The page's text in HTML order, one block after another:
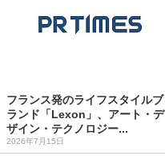
フランス発のライフスタイルブ
ランド「Lexon」、アート・デ
ザイン・テクノロジー...
2026年7月15日